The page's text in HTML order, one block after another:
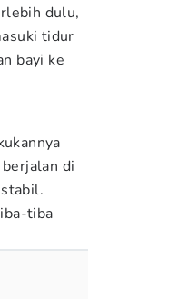
dulu,
tidur
bayi ke
di
tiba